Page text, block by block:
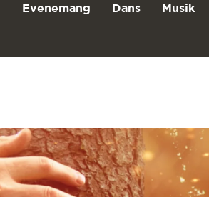
Evenemang Dans Musik